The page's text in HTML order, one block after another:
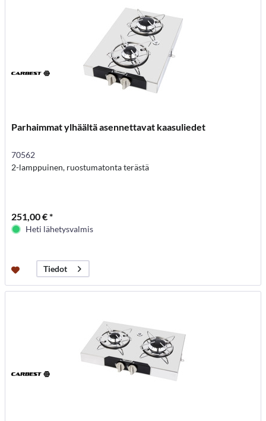
Parhaimmat ylhäältä asennettavat kaasuliedet
70562
2-lamppuinen, ruostumatonta terästä
251,00 € *
Heti lähetysvalmis
Tiedot